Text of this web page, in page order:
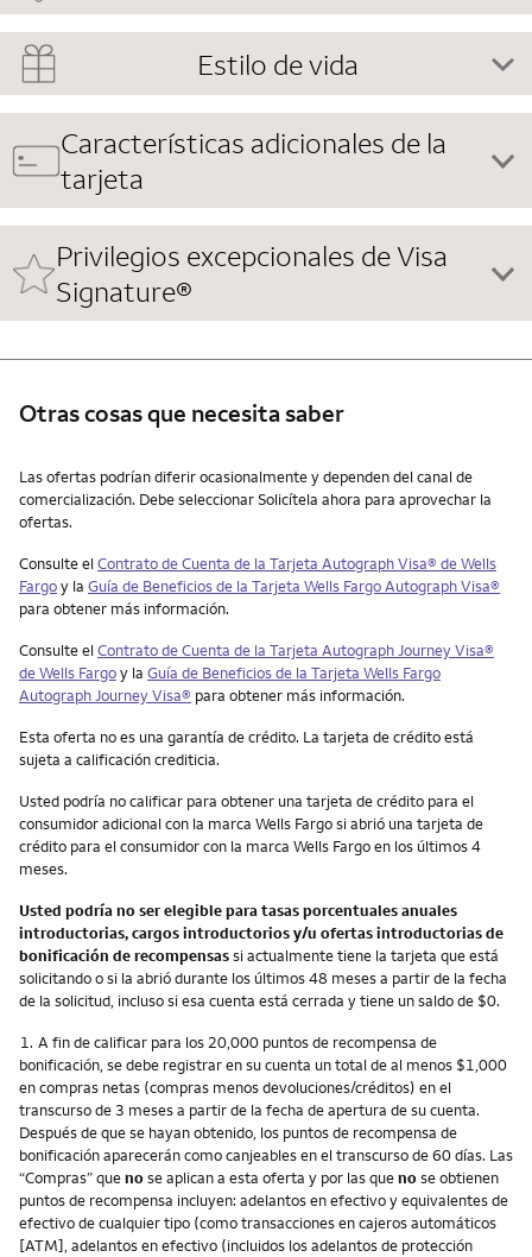
Estilo de vida
Características adicionales de la
tarjeta
Privilegios excepcionales de Visa
Signature®
Otras cosas que necesita saber
Otras cosas que necesita saber
Las ofertas podrían diferir ocasionalmente y dependen del canal de
comercialización. Debe seleccionar Solicítela ahora para aprovechar la
ofertas.
Consulte elContrato de Cuenta de la Tarjeta Autograph Visa® deWells
Fargoy la Guía de Beneficios de la Tarjeta Wells Fargo Autograph Visa®
para obtener más información.
Consulte elContrato de Cuenta de la Tarjeta Autograph Journey Visa®
de Wells Fargoy la Guía de Beneficios de la Tarjeta Wells Fargo
Autograph Journey Visa® para obtener más información.
Esta oferta no es una garantía de crédito. La tarjeta de crédito está
sujeta a calificación crediticia.
Usted podría no calificar para obtener una tarjeta de crédito para el
consumidor adicional con la marca Wells Fargo si abrió una tarjeta de
crédito para el consumidor con la marca Wells Fargo en los últimos 4
meses.
Usted podría no ser elegible para tasas porcentuales anuales
introductorias, cargos introductorios y/u ofertas introductorias de
bonificación de recompensassi actualmente tiene la tarjeta que está
solicitando o si la abrió durante los últimos 48 meses a partir de la fecha
de la solicitud, incluso si esa cuenta está cerrada y tiene un saldo de $0.
Nota
1. A fin de calificar para los 20,000 puntos de recompensa de
bonificación, se debe registrar en su cuenta un total de al menos $1,000
en compras netas (compras menos devoluciones/créditos) en el
transcurso de 3 meses a partir de la fecha de apertura de su cuenta.
Después de que se hayan obtenido, los puntos de recompensa de
bonificación aparecerán como canjeables en el transcurso de 60 días. Las
“Compras” quenose aplican a esta oferta y por las quenose obtienen
puntos de recompensa incluyen: adelantos en efectivo y equivalentes de
efectivo de cualquier tipo (como transacciones en cajeros automáticos
[ATM], adelantos en efectivo (incluidos los adelantos de protección